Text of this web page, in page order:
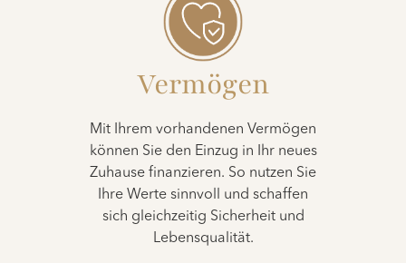
Vermögen
Mit Ihrem vorhandenen Vermögen
können Sie den Einzug in Ihr neues
Zuhause finanzieren. So nutzen Sie
Ihre Werte sinnvoll und schaffen
sich gleichzeitig Sicherheit und
Lebensqualität.